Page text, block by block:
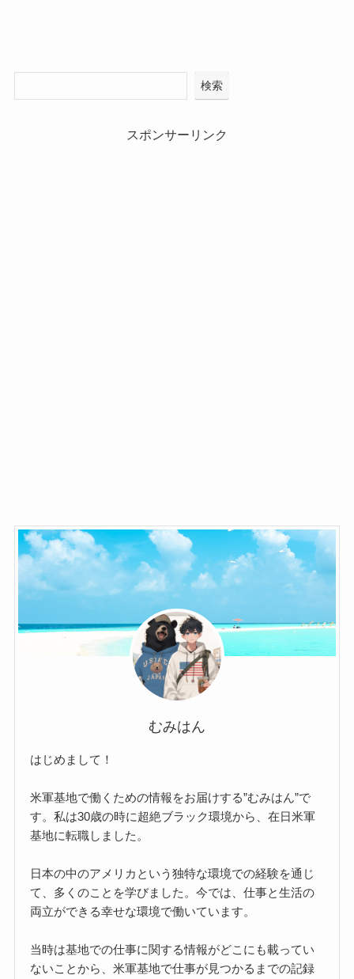
検索
スポンサーリンク
むみはん
はじめまして！
米軍基地で働くための情報をお届けする”むみはん”で
す。私は30歳の時に超絶ブラック環境から、在日米軍
基地に転職しました。
日本の中のアメリカという独特な環境での経験を通じ
て、多くのことを学びました。今では、仕事と生活の
両立ができる幸せな環境で働いています。
当時は基地での仕事に関する情報がどこにも載ってい
ないことから、米軍基地で仕事が見つかるまでの記録